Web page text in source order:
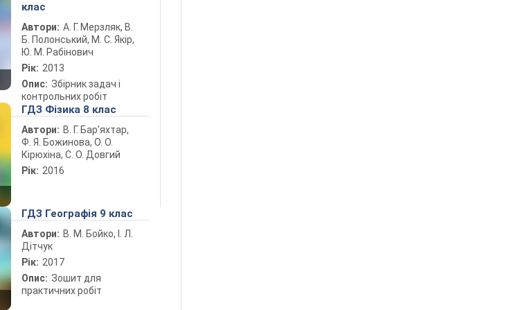
клас
Автори: А. Г. Мерзляк, В.
Б. Полонський, М. С. Якір,
Ю. М. Рабінович
Рік: 2013
Опис: Збірник задач і
контрольних робіт
ГДЗ Фізика 8 клас
Автори: В. Г. Бар’яхтар,
Ф. Я. Божинова, О. О.
Кірюхіна, С. О. Довгий
Рік: 2016
ГДЗ Географія 9 клас
Автори: В. М. Бойко, І. Л.
Дітчук
Рік: 2017
Опис: Зошит для
практичних робіт